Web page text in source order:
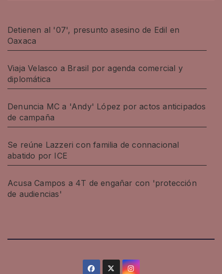
Detienen al '07', presunto asesino de Edil en
Oaxaca
Viaja Velasco a Brasil por agenda comercial y
diplomática
Denuncia MC a 'Andy' López por actos anticipados
de campaña
Se reúne Lazzeri con familia de connacional
abatido por ICE
Acusa Campos a 4T de engañar con 'protección
de audiencias'